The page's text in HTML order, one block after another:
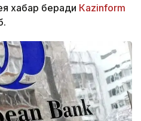
хабар беради Каzinform